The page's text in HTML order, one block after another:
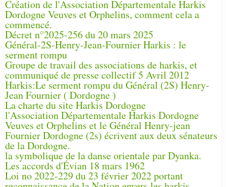
Création de l'Association Départementale Harkis
Dordogne Veuves et Orphelins, comment cela a
commencé.
Décret n°2025-256 du 20 mars 2025
Général-2S-Henry-Jean-Fournier Harkis : le
serment rompu
Groupe de travail des associations de harkis, et
communiqué de presse collectif 5 Avril 2012
Harkis:Le serment rompu du Général (2S) Henry-
Jean Fournier ( Dordogne )
La charte du site Harkis Dordogne
l'Association Départementale Harkis Dordogne
Veuves et Orphelins et le Général Henry-jean
Fournier Dordogne (2s) écrivent aux deux sénateurs
de la Dordogne.
la symbolique de la danse orientale par Dyanka.
Les accords d'Évian 18 mars 1962
Loi no 2022-229 du 23 février 2022 portant